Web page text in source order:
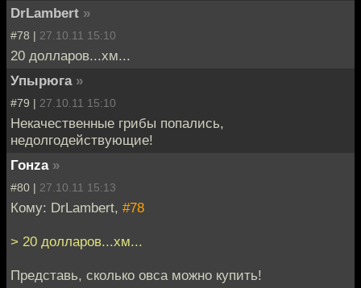
DrLambert »
#78 | 27.10.11 15:10
20 долларов...хм...
Упырюга »
#79 | 27.10.11 15:10
Некачественные грибы попались,
недолгодействующие!
Гонzа »
#80 | 27.10.11 15:13
Кому: DrLambert, #78
> 20 долларов...хм...
Представь, сколько овса можно купить!